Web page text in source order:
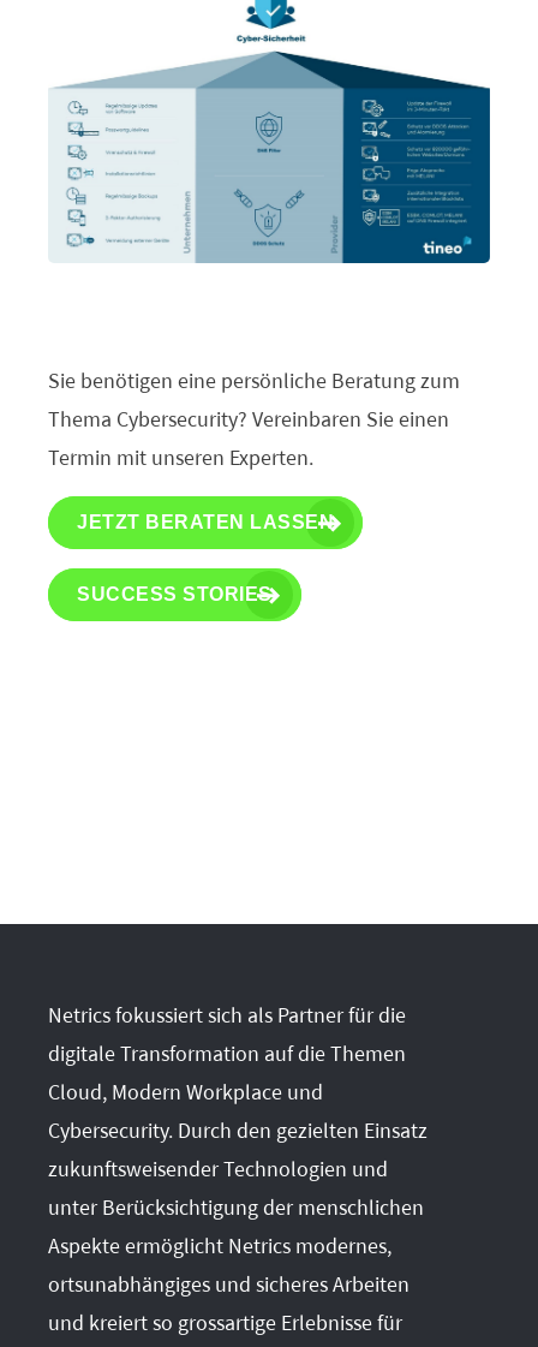
Sie benötigen eine persönliche Beratung zum
Thema Cybersecurity? Vereinbaren Sie einen
Termin mit unseren Experten.
JETZT BERATEN LASSEN
SUCCESS STORIES
Netrics fokussiert sich als Partner für die
digitale Transformation auf die Themen
Cloud, Modern Workplace und
Cybersecurity. Durch den gezielten Einsatz
zukunftsweisender Technologien und
unter Berücksichtigung der menschlichen
Aspekte ermöglicht Netrics modernes,
ortsunabhängiges und sicheres Arbeiten
und kreiert so grossartige Erlebnisse für